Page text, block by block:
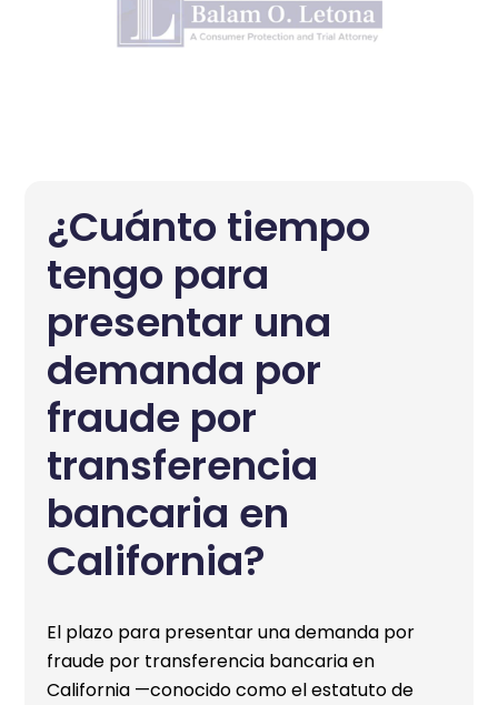
¿Cuánto tiempo
tengo para
presentar una
demanda por
fraude por
transferencia
bancaria en
California?
El plazo para presentar una demanda por
fraude por transferencia bancaria en
California —conocido como el estatuto de